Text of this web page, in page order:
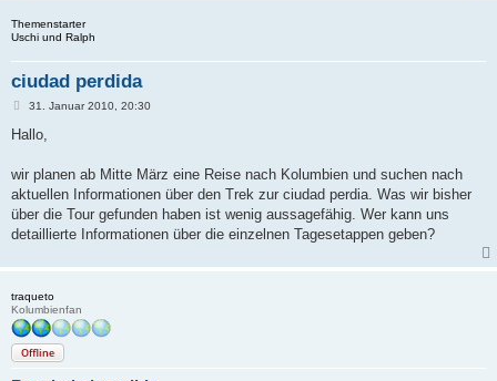
Themenstarter
Uschi und Ralph
ciudad perdida
B
i
a
31. Januar 2010, 20:30
Hallo,
wir planen ab Mitte März eine Reise nach Kolumbien und suchen nach
aktuellen Informationen über den Trek zur ciudad perdia. Was wir bisher
über die Tour gefunden haben ist wenig aussagefähig. Wer kann uns
detaillierte Informationen über die einzelnen Tagesetappen geben?
traqueto
Kolumbienfan
Offline